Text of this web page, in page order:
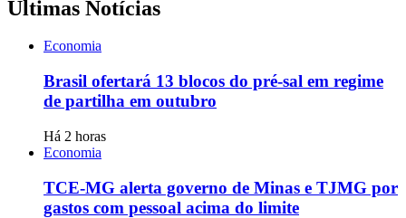
Últimas Notícias
Economia
Brasil ofertará 13 blocos do pré-sal em regime
de partilha em outubro
Há 2 horas
Economia
TCE-MG alerta governo de Minas e TJMG por
gastos com pessoal acima do limite